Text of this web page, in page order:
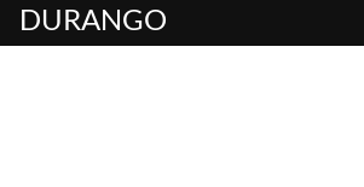
DURANGO